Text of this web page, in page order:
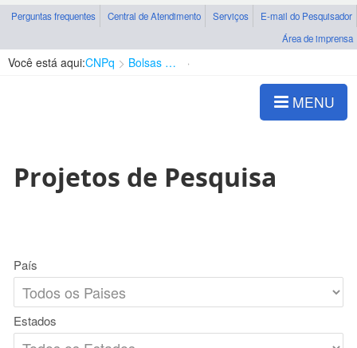
Perguntas frequentes Central de Atendimento Serviços
E-mail do Pesquisador
Área de imprensa
Você está aqui:CNPq Bolsas e Auxílios Vigentes
MENU
Projetos de Pesquisa
País
Estados